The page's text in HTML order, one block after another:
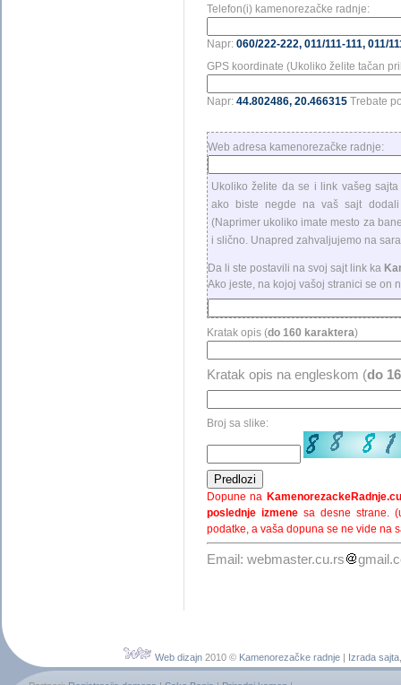
Telefon(i) kamenorezačke radnje:
Napr: 060/222-222, 011/111-111, 011/
GPS koordinate (Ukoliko želite tačan
Napr: 44.802486, 20.466315Trebate
Web adresa kamenorezačke radnje:
Ukoliko želite da se i link vašeg
ako biste negde na vaš sajt
(Naprimer ukoliko imate mesto za
i slično. Unapred zahvaljujemo na
Da li ste postavili na svoj sajt link ka
Ako jeste, na kojoj vašoj stranici se on
Kratak opis (do 160 karaktera)
Kratak opis na engleskom (do
Broj sa slike:
Dopune na
poslednje izmenesa desne strane.
podatke, a vaša dopuna se ne vide na
Email: webmaster.cu.rs
Web dizajn2010 © Kamenorezačke radnje| Izrada sajta